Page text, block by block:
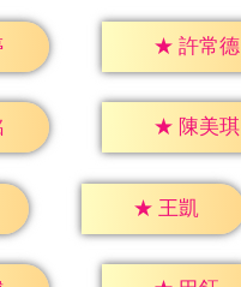
★ 許常德
★ 陳美琪
★ 王凱